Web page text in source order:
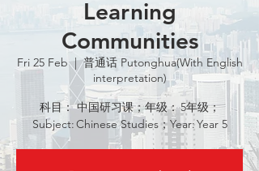
Learning
Communities
Fri 25 Feb
  |
普通话 Putonghua(With English
interpretation)
科目： 中国研习课；年级： 5年级；
Subject: Chinese Studies；Year: Year 5